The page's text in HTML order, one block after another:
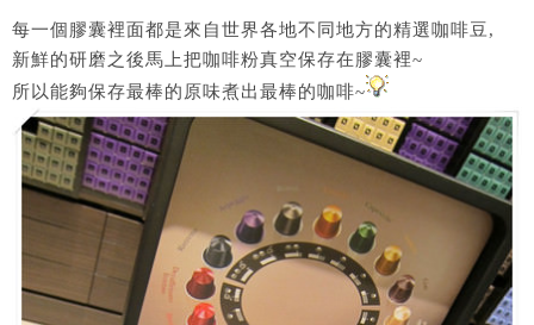
每一個膠囊裡面都是來自世界各地不同地方的精選咖啡豆,
新鮮的研磨之後馬上把咖啡粉真空保存在膠囊裡~
所以能夠保存最棒的原味煮出最棒的咖啡~